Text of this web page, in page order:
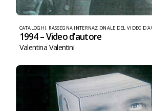
CATALOGHI, RASSEGNA INTERNAZIONALE DEL VIDEO
1994 – Video d’autore
Valentina Valentini